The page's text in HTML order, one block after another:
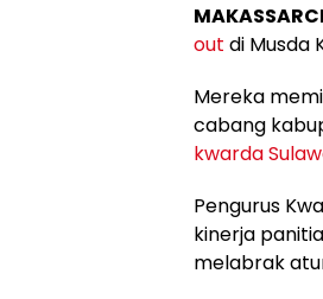
out di Musda
Mereka
cabang
kwarda
Pengurus
kinerja
melabrak